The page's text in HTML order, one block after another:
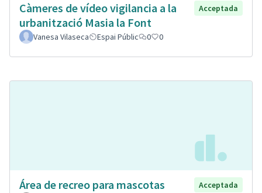
Càmeres de vídeo vigilancia a la
urbanització Masia la Font
Acceptada
Vanesa Vilaseca Espai Públic 0 0
Área de recreo para mascotas
Acceptada